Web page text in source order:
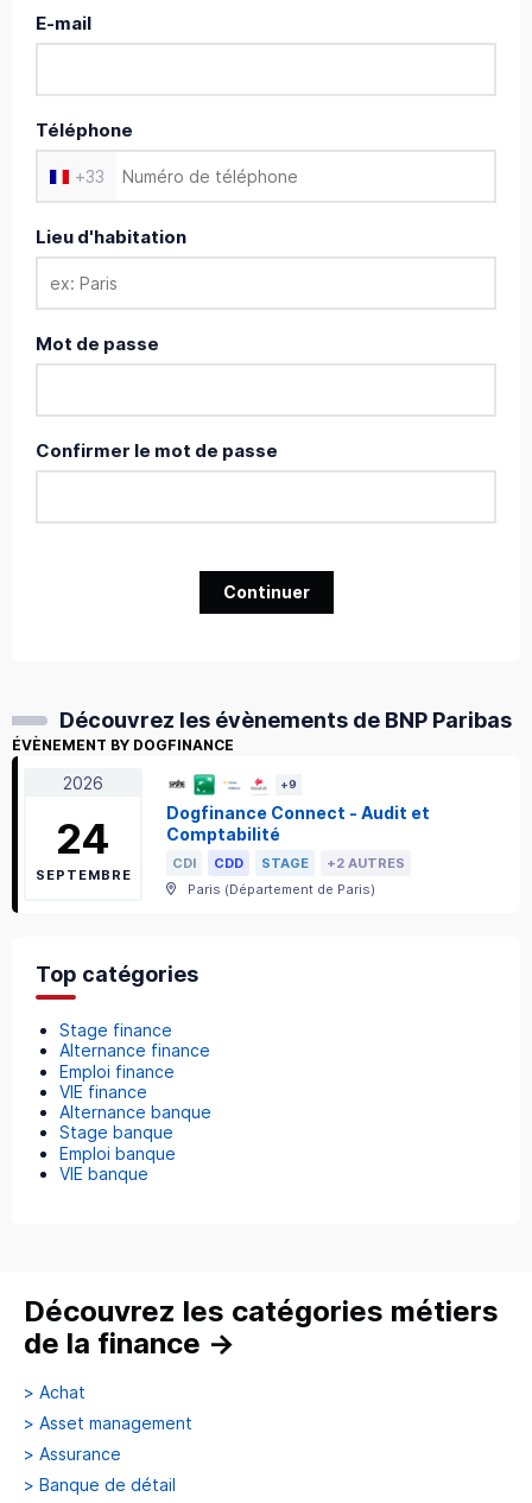
E-mail
Téléphone
+33
Lieu d'habitation
Mot de passe
Confirmer le mot de passe
Continuer
Découvrez les évènements de BNP Paribas
ÉVÈNEMENT BY DOGFINANCE
2026
24
SEPTEMBRE
+9
Dogfinance Connect - Audit et
Comptabilité
CDI CDD STAGE
+2 AUTRES
Paris (Département de Paris)
Top catégories
Stage finance
Alternance finance
Emploi finance
VIE finance
Alternance banque
Stage banque
Emploi banque
VIE banque
Découvrez les catégories métiers
de la finance →
> Achat
> Asset management
> Assurance
> Banque de détail